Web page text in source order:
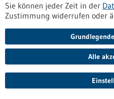
Forum Gesundheitsstandort
Umfrage Welcome
https://www.forum-
bw.de/akteure/umfrage-
Pressemitteilung - 24.11.2021
Sie können jeder Zeit in der
Zustimmung widerrufen oder
Alle